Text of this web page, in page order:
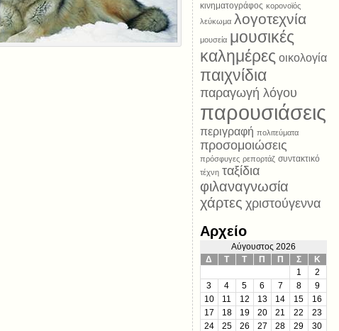
κινηματογράφος κορονοϊός
λεύκωμα λογοτεχνία
μουσεία μουσικές
καλημέρες οικολογία
παιχνίδια
παραγωγή λόγου
παρουσιάσεις
περιγραφή πολιτεύματα
προσομοιώσεις
πρόσφυγες ρεπορτάζ συντακτικό
τέχνη ταξίδια
φιλαναγνωσία
χάρτες χριστούγεννα
Αρχείο
Αύγουστος 2026
Δ
Τ Τ Π Π Σ Κ
1
2
3
4 5 6 7 8
9
10
11 12 13 14 15
16
17
18 19 20 21 22
23
24
25 26 27 28 29
30